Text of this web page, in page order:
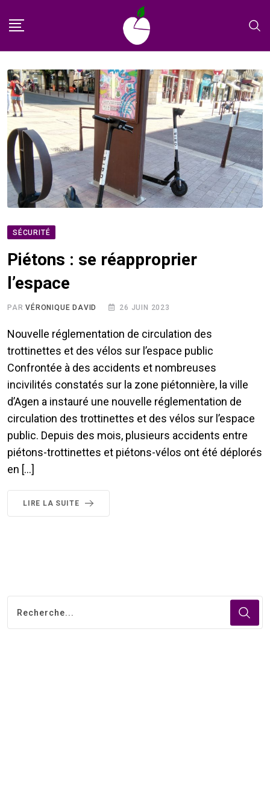
SÉCURITÉ
Piétons : se réapproprier
l’espace
PARVÉRONIQUE DAVID 26 JUIN 2023
Nouvelle réglementation de circulation des
trottinettes et des vélos sur l’espace public
Confrontée à des accidents et nombreuses
incivilités constatés sur la zone piétonnière, la ville
d’Agen a instauré une nouvelle réglementation de
circulation des trottinettes et des vélos sur l’espace
public. Depuis des mois, plusieurs accidents entre
piétons-trottinettes et piétons-vélos ont été déplorés
en […]
LIRE LA SUITE